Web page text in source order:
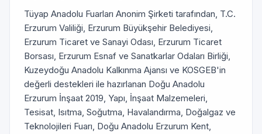
Tüyap Anadolu Fuarları Anonim Şirketi tarafından, T.C.
Erzurum Valiliği, Erzurum Büyükşehir Belediyesi,
Erzurum Ticaret ve Sanayi Odası, Erzurum Ticaret
Borsası, Erzurum Esnaf ve Sanatkarlar Odaları Birliği,
Kuzeydoğu Anadolu Kalkınma Ajansı ve KOSGEB'in
değerli destekleri ile hazırlanan Doğu Anadolu
Erzurum İnşaat 2019, Yapı, İnşaat Malzemeleri,
Tesisat, Isıtma, Soğutma, Havalandırma, Doğalgaz ve
Teknolojileri Fuarı, Doğu Anadolu Erzurum Kent,